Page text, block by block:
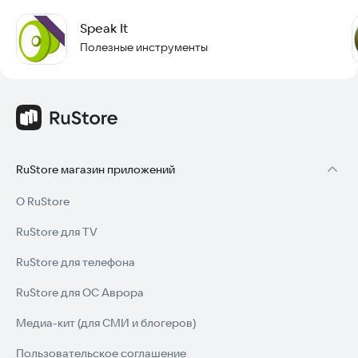
Speak It
Полезные инструменты
RuStore магазин приложений
О RuStore
RuStore для TV
RuStore для телефона
RuStore для ОС Аврора
Медиа-кит (для СМИ и блогеров)
Пользовательское соглашение